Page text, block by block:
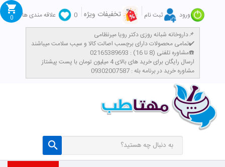
ورود ثبت نام تخفیفات ویژه 0
علاقه مندی ها
داروخانه شبانه روزی دکتر رویا میرنظامی📌
تمامی محصولات دارای برچسب اصالت کالا و سیب سلامت میباشند✔️
مشاوره تلفنی (8 تا 16) : 02165389693☎️
​ارسال رایگان برای خرید های بالای 4 میلیون تومان با پست پیشتاز
مشاوره خرید در برنامه بله : 09302007587
0